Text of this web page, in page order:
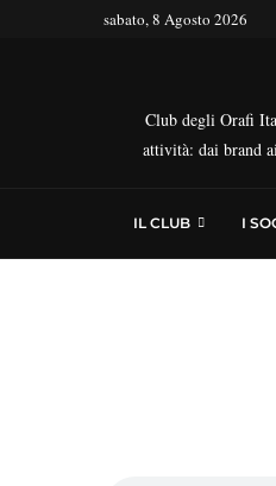
sabato, 8 Agosto 2026
Club degli Orafi
attività: dai brand
IL CLUB I